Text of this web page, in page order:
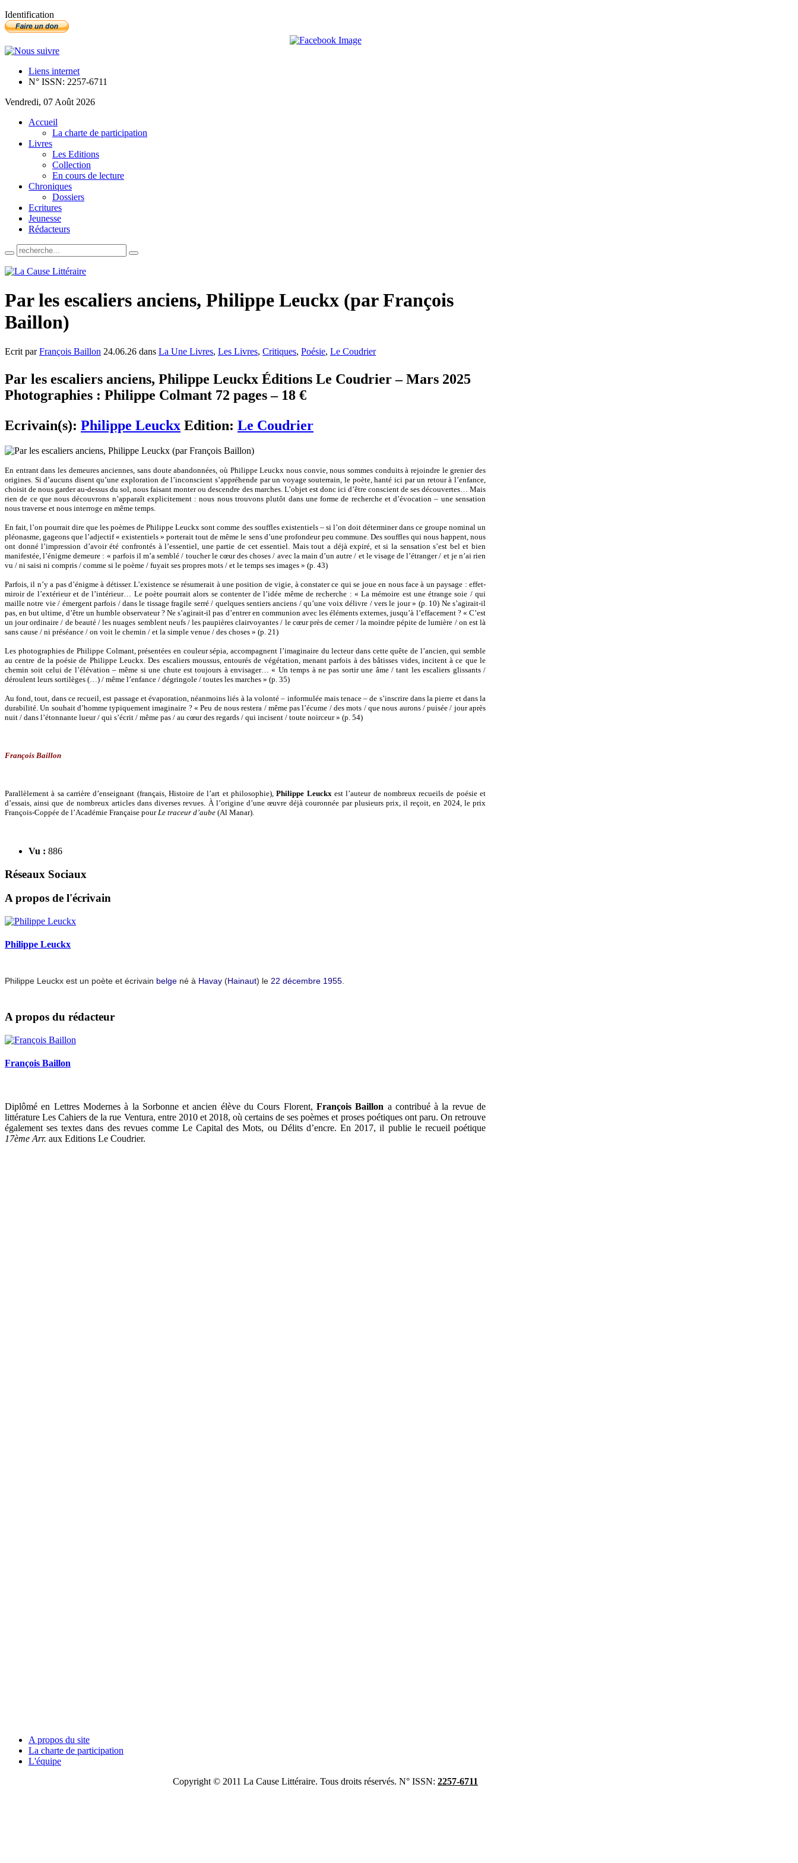
Identification
Liens internet
N° ISSN: 2257-6711
Vendredi, 07 Août 2026
Accueil
La charte de participation
Livres
Les Editions
Collection
En cours de lecture
Chroniques
Dossiers
Ecritures
Jeunesse
Rédacteurs
Par les escaliers anciens, Philippe Leuckx (par François
Baillon)
Ecrit parFrançois Baillon 24.06.26 dans La Une Livres, Les Livres, Critiques, Poésie, Le Coudrier
Par les escaliers anciens, Philippe Leuckx Éditions Le Coudrier – Mars 2025
Photographies : Philippe Colmant 72 pages – 18 €
Ecrivain(s): Philippe Leuckx Edition: Le Coudrier
En entrant dans les demeures anciennes, sans doute abandonnées, où Philippe Leuckx nous convie, nous sommes conduits à rejoindre le grenier des
origines. Si d’aucuns disent qu’une exploration de l’inconscient s’appréhende par un voyage souterrain, le poète, hanté ici par un retour à l’enfance,
choisit de nous garder au-dessus du sol, nous faisant monter ou descendre des marches. L’objet est donc ici d’être conscient de ses découvertes… Mais
rien de ce que nous découvrons n’apparaît explicitement : nous nous trouvons plutôt dans une forme de recherche et d’évocation – une sensation
nous traverse et nous interroge en même temps.
En fait, l’on pourrait dire que les poèmes de Philippe Leuckx sont comme des souffles existentiels – si l’on doit déterminer dans ce groupe nominal un
pléonasme, gageons que l’adjectif « existentiels » porterait tout de même le sens d’une profondeur peu commune. Des souffles qui nous happent, nous
ont donné l’impression d’avoir été confrontés à l’essentiel, une partie de cet essentiel. Mais tout a déjà expiré, et si la sensation s’est bel et bien
manifestée, l’énigme demeure : « parfois il m’a semblé / toucher le cœur des choses / avec la main d’un autre / et le visage de l’étranger / et je n’ai rien
vu / ni saisi ni compris / comme si le poème / fuyait ses propres mots / et le temps ses images » (p. 43)
Parfois, il n’y a pas d’énigme à détisser. L’existence se résumerait à une position de vigie, à constater ce qui se joue en nous face à un paysage : effet-
miroir de l’extérieur et de l’intérieur… Le poète pourrait alors se contenter de l’idée même de recherche : « La mémoire est une étrange soie / qui
maille notre vie / émergent parfois / dans le tissage fragile serré / quelques sentiers anciens / qu’une voix délivre / vers le jour » (p. 10) Ne s’agirait-il
pas, en but ultime, d’être un humble observateur ? Ne s’agirait-il pas d’entrer en communion avec les éléments externes, jusqu’à l’effacement ? « C’est
un jour ordinaire / de beauté / les nuages semblent neufs / les paupières clairvoyantes / le cœur près de cerner / la moindre pépite de lumière / on est là
sans cause / ni préséance / on voit le chemin / et la simple venue / des choses » (p. 21)
Les photographies de Philippe Colmant, présentées en couleur sépia, accompagnent l’imaginaire du lecteur dans cette quête de l’ancien, qui semble
au centre de la poésie de Philippe Leuckx. Des escaliers moussus, entourés de végétation, menant parfois à des bâtisses vides, incitent à ce que le
chemin soit celui de l’élévation – même si une chute est toujours à envisager… « Un temps à ne pas sortir une âme / tant les escaliers glissants /
déroulent leurs sortilèges (…) / même l’enfance / dégringole / toutes les marches » (p. 35)
Au fond, tout, dans ce recueil, est passage et évaporation, néanmoins liés à la volonté – informulée mais tenace – de s’inscrire dans la pierre et dans la
durabilité. Un souhait d’homme typiquement imaginaire ? « Peu de nous restera / même pas l’écume / des mots / que nous aurons / puisée / jour après
nuit / dans l’étonnante lueur / qui s’écrit / même pas / au cœur des regards / qui incisent / toute noirceur » (p. 54)
François Baillon
Parallèlement à sa carrière d’enseignant (français, Histoire de l’art et philosophie),Philippe Leuckx est l’auteur de nombreux recueils de poésie et
d’essais, ainsi que de nombreux articles dans diverses revues. À l’origine d’une œuvre déjà couronnée par plusieurs prix, il reçoit, en 2024, le prix
François-Coppée de l’Académie Française pour Le traceur d’aube (Al Manar).
Vu : 886
Réseaux Sociaux
A propos de l'écrivain
Philippe Leuckx
Philippe Leuckx est un poète et écrivain belge né à Havay (Hainaut) le 22 décembre 1955.
A propos du rédacteur
François Baillon
Diplômé en Lettres Modernes à la Sorbonne et ancien élève du Cours Florent, François Baillon a contribué à la revue de
littérature Les Cahiers de la rue Ventura, entre 2010 et 2018, où certains de ses poèmes et proses poétiques ont paru. On retrouve
également ses textes dans des revues comme Le Capital des Mots, ou Délits d’encre. En 2017, il publie le recueil poétique
17ème Arr. aux Editions Le Coudrier.
A propos du site
La charte de participation
L'équipe
Copyright © 2011 La Cause Littéraire. Tous droits réservés. N° ISSN: 2257-6711